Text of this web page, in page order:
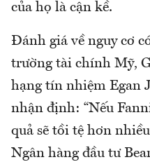
của họ là cận kề.
Đánh giá về nguy cơ
trường tài chính Mỹ,
hạng tín nhiệm Egan
nhận định: “Nếu
quả sẽ tồi tệ hơn
Ngân hàng đầu tư